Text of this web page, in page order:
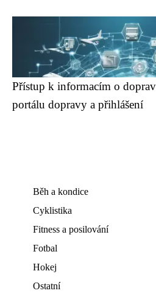
Přístup k informacím o
portálu dopravy a přihlášení
Běh a kondice
Cyklistika
Fitness a posilování
Fotbal
Hokej
Ostatní